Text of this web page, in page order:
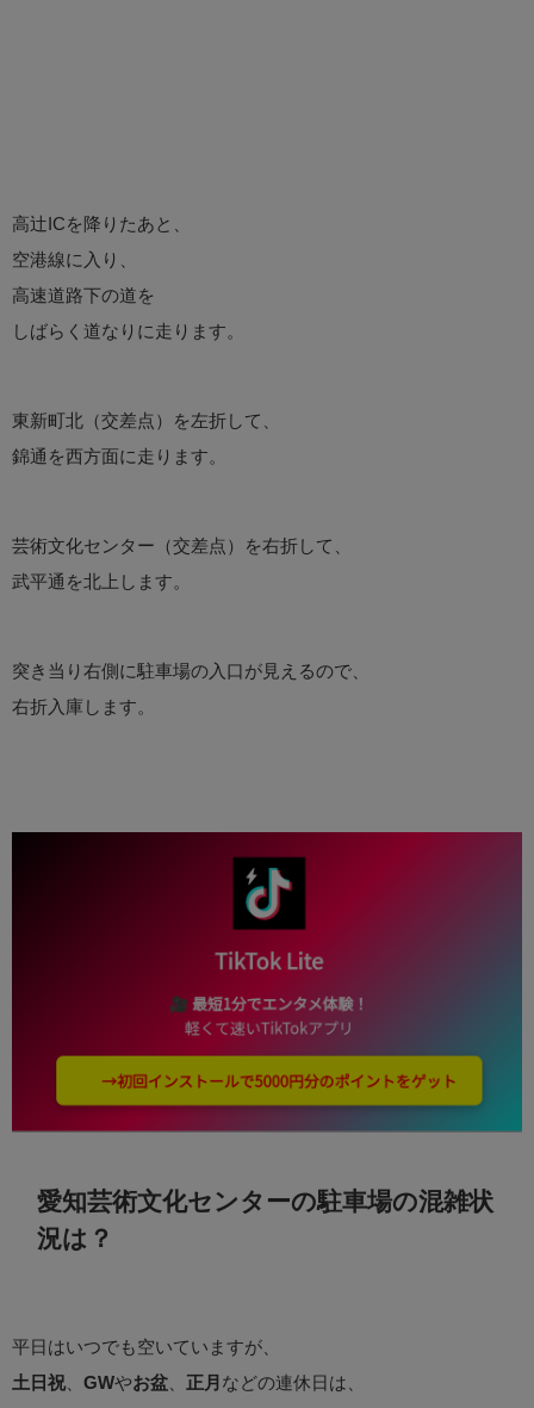
高辻ICを降りたあと、
空港線に入り、
高速道路下の道を
しばらく道なりに走ります。
東新町北（交差点）を左折して、
錦通を西方面に走ります。
芸術文化センター（交差点）を右折して、
武平通を北上します。
突き当り右側に駐車場の入口が見えるので、
右折入庫します。
愛知芸術文化センターの駐車場の混雑状
況は？
平日はいつでも空いていますが、
土日祝、 GWやお盆 正月 などの連休日は、